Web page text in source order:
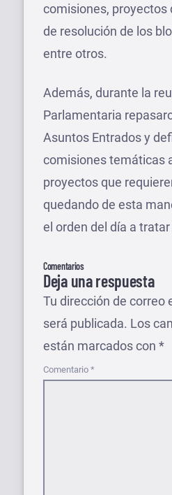
comisiones, proyectos
de resolución de los
entre otros.
Además, durante la
Parlamentaria
Asuntos Entrados y
comisiones temáticas
proyectos que
quedando de esta
el orden del día a
Comentarios
Deja una respuesta
Tu dirección de correo
será publicada. Los
están marcados con *
Comentario *